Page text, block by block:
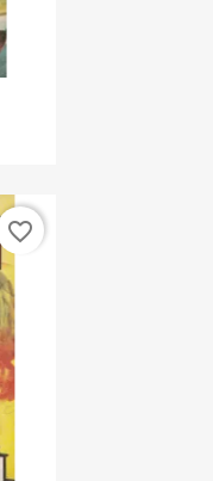
favorite_border